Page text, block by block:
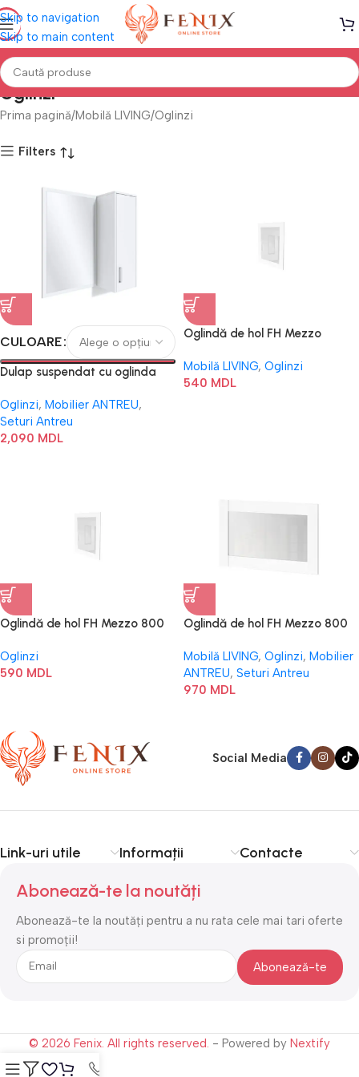
Skip to navigation
Skip to main content
Oglinzi
Prima pagină Mobilă LIVING Oglinzi
Filters
CULOARE
Dulap suspendat cu oglinda
Oglinzi, Mobilier ANTREU,
Seturi Antreu
2,090 MDL
Oglindă de hol FH Mezzo
Mobilă LIVING, Oglinzi
540 MDL
Oglindă de hol FH Mezzo 800
Oglinzi
590 MDL
Oglindă de hol FH Mezzo 800
Mobilă LIVING, Oglinzi, Mobilier
ANTREU, Seturi Antreu
970 MDL
Social Media
Link-uri utile Informații Contacte
Abonează-te la noutăți
Abonează-te la noutăți pentru a nu rata cele mai tari oferte
si promoții!
© 2026 Fenix. All rights reserved. - Powered by Nextify